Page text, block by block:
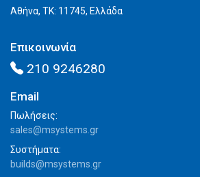
Αθήνα, ΤΚ: 11745, Ελλάδα
Επικοινωνία
210 9246280
Email
Πωλήσεις:
sales@msystems.gr
Συστήματα:
builds@msystems.gr